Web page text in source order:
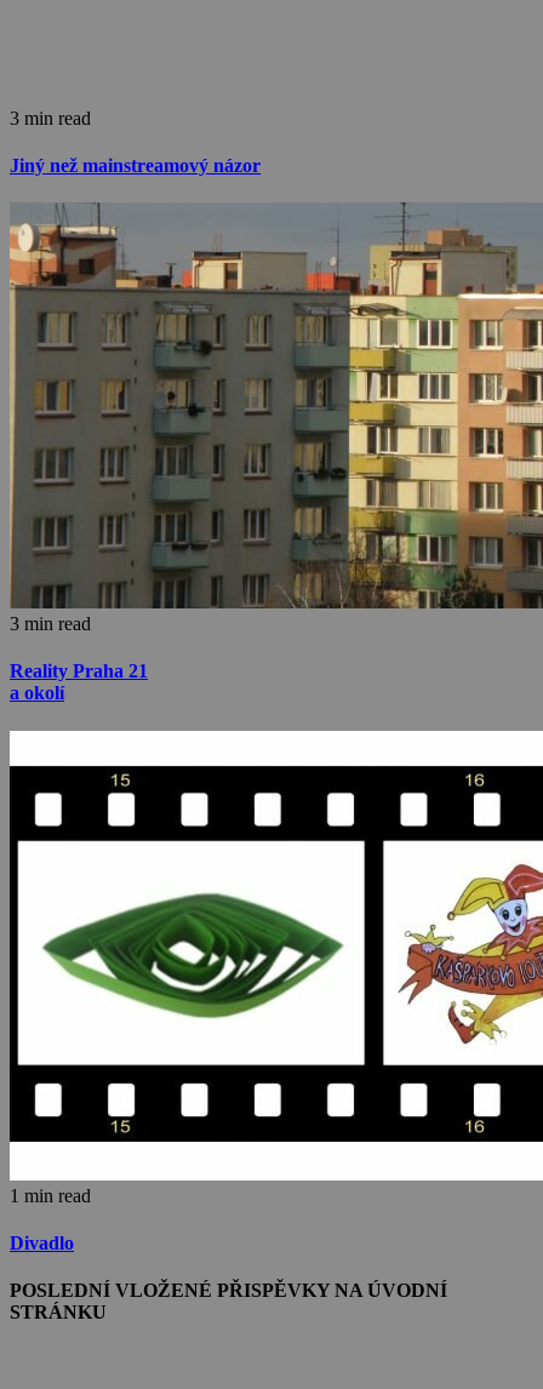
3 min read
Jiný než mainstreamový názor
3 min read
Reality Praha 21
a okolí
1 min read
Divadlo
POSLEDNÍ VLOŽENÉ PŘISPĚVKY NA ÚVODNÍ
STRÁNKU